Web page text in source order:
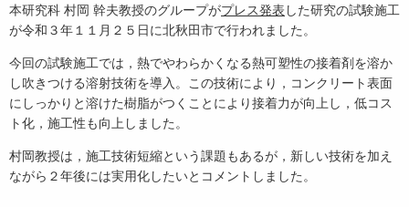
本研究科 村岡 幹夫教授のグループがプレス発表 した研究の試験施工
が令和３年１１月２５日に北秋田市で行われました。
今回の試験施工では，熱でやわらかくなる熱可塑性の接着剤を溶か
し吹きつける溶射技術を導入。この技術により，コンクリート表面
にしっかりと溶けた樹脂がつくことにより接着力が向上し，低コス
ト化，施工性も向上しました。
村岡教授は，施工技術短縮という課題もあるが，新しい技術を加え
ながら２年後には実用化したいとコメントしました。